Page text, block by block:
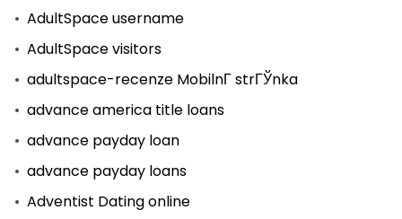
AdultSpace username
AdultSpace visitors
adultspace-recenze MobilnГ­ strГЎnka
advance america title loans
advance payday loan
advance payday loans
Adventist Dating online